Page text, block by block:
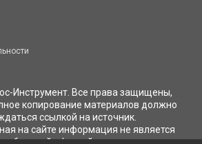
Инструмент. Все права защищены,
копирование материалов должно
ссылкой на источник.
на сайте информация не является
публичной офертой